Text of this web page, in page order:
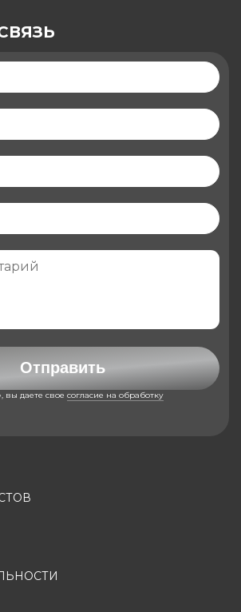
Отправить
вы даете свое согласие на обработку